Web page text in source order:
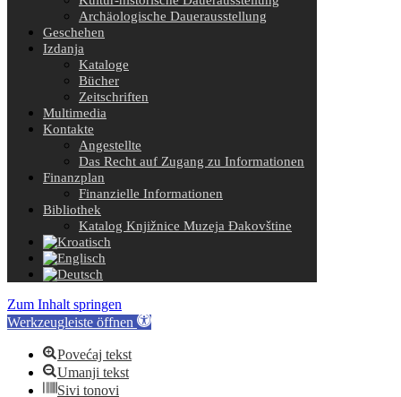
Archäologische Dauerausstellung
Geschehen
Izdanja
Kataloge
Bücher
Zeitschriften
Multimedia
Kontakte
Angestellte
Das Recht auf Zugang zu Informationen
Finanzplan
Finanzielle Informationen
Bibliothek
Katalog Knjižnice Muzeja Đakovštine
Zum Inhalt springen
Werkzeugleiste öffnen
Povećaj tekst
Umanji tekst
Sivi tonovi